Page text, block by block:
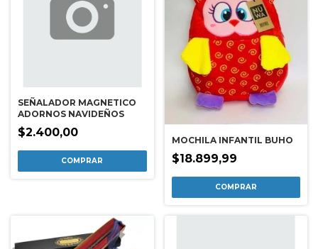
SEÑALADOR MAGNETICO
ADORNOS NAVIDEÑOS
$2.400,00
MOCHILA INFANTIL BUHO
$18.899,99